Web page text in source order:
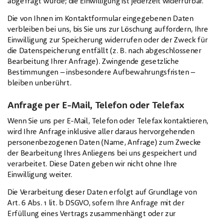
abgefragt wurde; die Einwilligung ist jederzeit widerrufbar.
Die von Ihnen im Kontaktformular eingegebenen Daten
verbleiben bei uns, bis Sie uns zur Löschung auffordern, Ihre
Einwilligung zur Speicherung widerrufen oder der Zweck für
die Datenspeicherung entfällt (z. B. nach abgeschlossener
Bearbeitung Ihrer Anfrage). Zwingende gesetzliche
Bestimmungen – insbesondere Aufbewahrungsfristen –
bleiben unberührt.
Anfrage per E-Mail, Telefon oder Telefax
Wenn Sie uns per E-Mail, Telefon oder Telefax kontaktieren,
wird Ihre Anfrage inklusive aller daraus hervorgehenden
personenbezogenen Daten (Name, Anfrage) zum Zwecke
der Bearbeitung Ihres Anliegens bei uns gespeichert und
verarbeitet. Diese Daten geben wir nicht ohne Ihre
Einwilligung weiter.
Die Verarbeitung dieser Daten erfolgt auf Grundlage von
Art. 6 Abs. 1 lit. b DSGVO, sofern Ihre Anfrage mit der
Erfüllung eines Vertrags zusammenhängt oder zur